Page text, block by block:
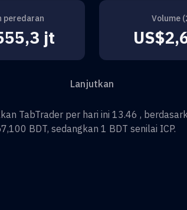
peredaran
jt
Volume
Lanjutkan
TabTrader per hari ini 13.46 ,
BDT, sedangkan 1 BDT senilai ICP.